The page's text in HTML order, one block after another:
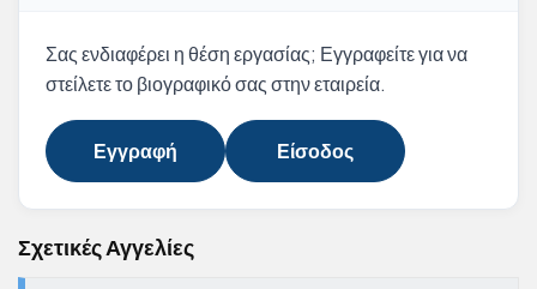
Σας ενδιαφέρει η θέση εργασίας; Εγγραφείτε για να
στείλετε το βιογραφικό σας στην εταιρεία.
Εγγραφή Είσοδος
Σχετικές Αγγελίες